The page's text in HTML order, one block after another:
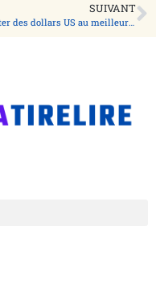
SUIVANT
Acheter des dollars US au meilleur taux.